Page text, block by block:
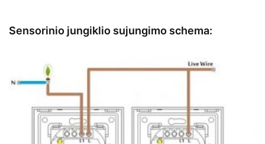
Sensorinio jungiklio sujungimo schema: